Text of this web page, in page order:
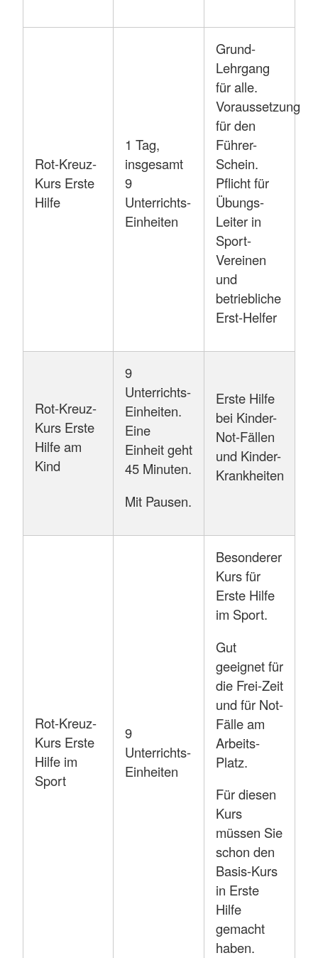
Rot-Kreuz-
Kurs Erste
Hilfe
1 Tag,
insgesamt
9
Unterrichts-
Einheiten
Grund-
Lehrgang
für alle.
Voraussetzung
für den
Führer-
Schein.
Pflicht für
Übungs-
Leiter in
Sport-
Vereinen
und
betriebliche
Erst-Helfer
Rot-Kreuz-
Kurs Erste
Hilfe am
Kind
9
Unterrichts-
Einheiten.
Eine
Einheit geht
45 Minuten.
Mit Pausen.
Erste Hilfe
bei Kinder-
Not-Fällen
und Kinder-
Krankheiten
Rot-Kreuz-
Kurs Erste
Hilfe im
Sport
9
Unterrichts-
Einheiten
Besonderer
Kurs für
Erste Hilfe
im Sport.
Gut
geeignet für
die Frei-Zeit
und für Not-
Fälle am
Arbeits-
Platz.
Für diesen
Kurs
müssen Sie
schon den
Basis-Kurs
in Erste
Hilfe
gemacht
haben.